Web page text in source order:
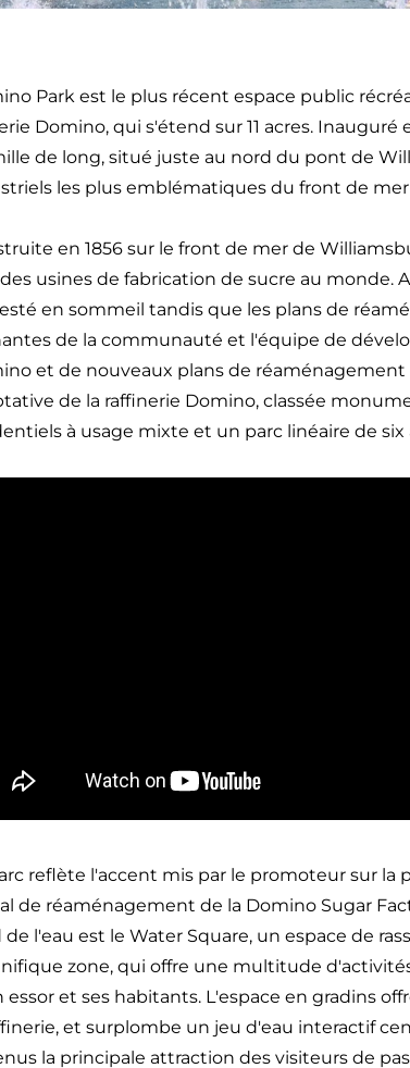
Park est le plus récent espace public
Domino, qui s'étend sur 11 acres.
de long, situé juste au nord du pont de
les plus emblématiques du front de mer
en 1856 sur le front de mer de
usines de fabrication de sucre au monde.
en sommeil tandis que les plans de
de la communauté et l'équipe de
et de nouveaux plans de
de la raffinerie Domino, classée
à usage mixte et un parc linéaire de
reflète l'accent mis par le promoteur sur
de réaménagement de la Domino Sugar
de l'eau est le Water Square, un espace de
zone, qui offre une multitude
essor et ses habitants. L'espace en gradins
et surplombe un jeu d'eau interactif
la principale attraction des visiteurs de